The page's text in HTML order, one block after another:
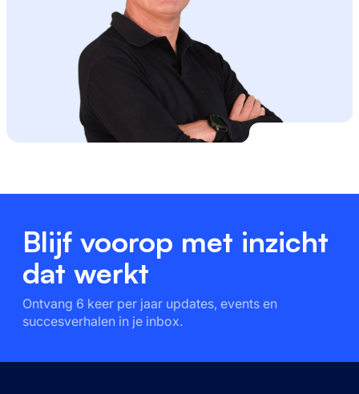
Blijf voorop met inzicht
dat werkt
Ontvang 6 keer per jaar updates, events en
succesverhalen in je inbox.